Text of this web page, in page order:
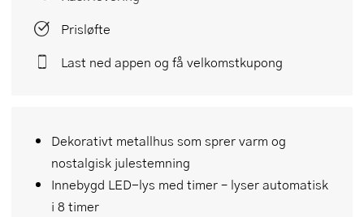
Dekorativt metallhus som sprer varm og
nostalgisk julestemning
Innebygd LED-lys med timer – lyser automatisk
i 8 timer
Prisløfte
Last ned appen og få velkomstkupong